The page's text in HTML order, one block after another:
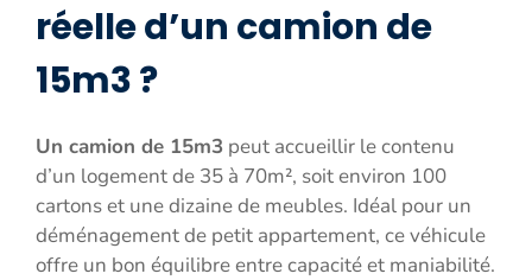
réelle d’un camion de
15m3 ?
Un camion de 15m3 peut accueillir le contenu
d’un logement de 35 à 70m², soit environ 100
cartons et une dizaine de meubles. Idéal pour un
déménagement de petit appartement, ce véhicule
offre un bon équilibre entre capacité et maniabilité.